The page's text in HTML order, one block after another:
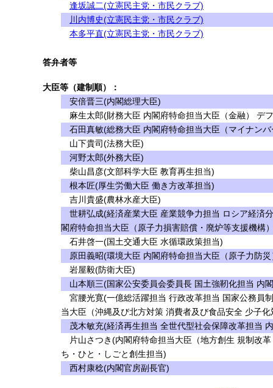
逢坂誠二(立憲民主党・市民クラブ)
川内博史(立憲民主党・市民クラブ)
本多平直(立憲民主党・市民クラブ)
答弁者等
大臣等（建制順）：
安倍晋三(内閣総理大臣)
麻生太郎(財務大臣 内閣府特命担当大臣（金融） デ
石田真敏(総務大臣 内閣府特命担当大臣（マイナン
山下貴司(法務大臣)
河野太郎(外務大臣)
柴山昌彦(文部科学大臣 教育再生担当)
根本匠(厚生労働大臣 働き方改革担当)
吉川貴盛(農林水産大臣)
世耕弘成(経済産業大臣 産業競争力担当 ロシア経済
閣府特命担当大臣（原子力損害賠償・廃炉等支援機構
石井啓一(国土交通大臣 水循環政策担当)
原田義昭(環境大臣 内閣府特命担当大臣（原子力防災
岩屋毅(防衛大臣)
山本順三(国家公安委員会委員長 国土強靭化担当 内
宮腰光寛(一億総活躍担当 行政改革担当 国家公務員
当大臣（沖縄及び北方対策 消費者及び食品安全 少子
茂木敏充(経済再生担当 全世代型社会保障改革担当
片山さつき(内閣府特命担当大臣（地方創生 規制改
ち・ひと・しごと創生担当)
西村康稔(内閣官房副長官)